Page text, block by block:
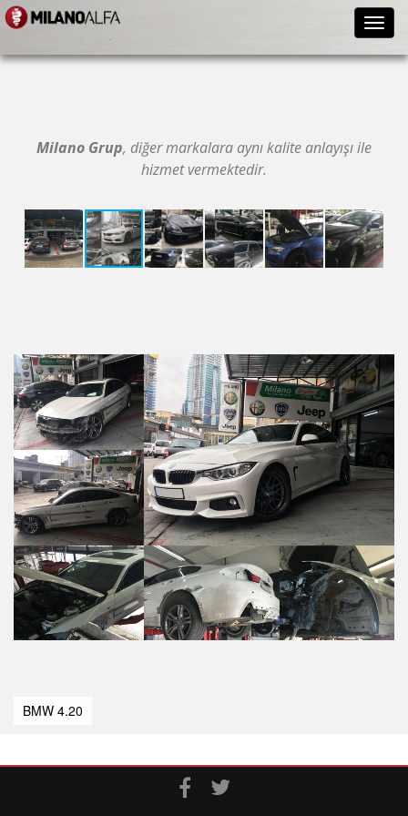
Milano Grup, diğer markalara aynı kalite anlayışı ile
hizmet vermektedir.
BMW 4.20